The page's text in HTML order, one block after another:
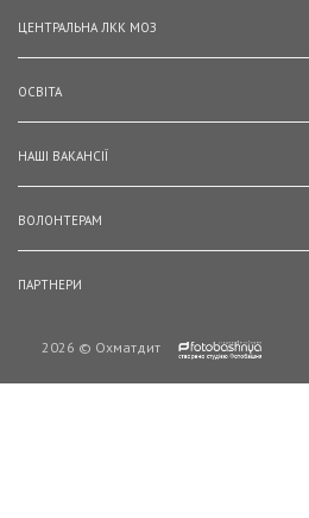
ЦЕНТРАЛЬНА ЛКК МОЗ
ОСВІТА
НАШІ ВАКАНСІЇ
ВОЛОНТЕРАМ
ПАРТНЕРИ
2026 © Охматдит